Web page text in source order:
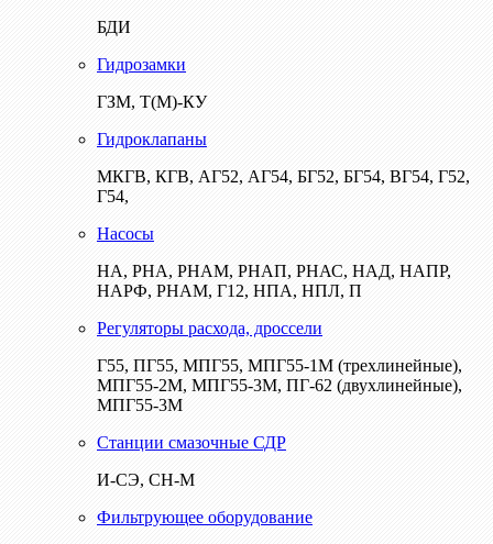
БДИ
Гидрозамки
ГЗМ, Т(М)-КУ
Гидроклапаны
МКГВ, КГВ, АГ52, АГ54, БГ52, БГ54, ВГ54, Г52,
Г54,
Насосы
НА, РНА, РНАМ, РНАП, РНАС, НАД, НАПР,
НАРФ, РНАМ, Г12, НПА, НПЛ, П
Регуляторы расхода, дроссели
Г55, ПГ55, МПГ55, МПГ55-1М (трехлинейные),
МПГ55-2М, МПГ55-3М, ПГ-62 (двухлинейные),
МПГ55-3М
Станции смазочные СДР
И-СЭ, СН-М
Фильтрующее оборудование